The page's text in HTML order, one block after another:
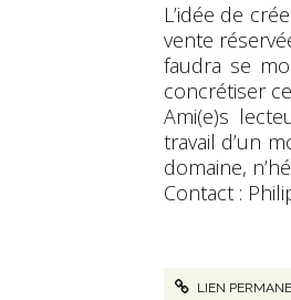
L’idée de
vente
faudra se
concrétiser
Ami(e)s
travail d’un
domaine,
Contact :
LIEN